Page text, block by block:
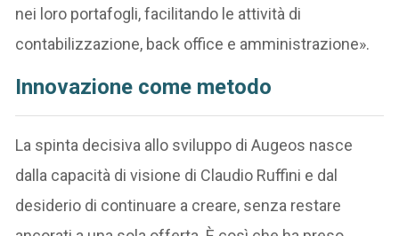
nei loro portafogli, facilitando le attività di
contabilizzazione, back office e amministrazione».
Innovazione come metodo
La spinta decisiva allo sviluppo di Augeos nasce
dalla capacità di visione di Claudio Ruffini e dal
desiderio di continuare a creare, senza restare